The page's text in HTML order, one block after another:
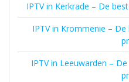
IPTV in Kerkrade – De
IPTV in Krommenie –
IPTV in Leeuwarden –